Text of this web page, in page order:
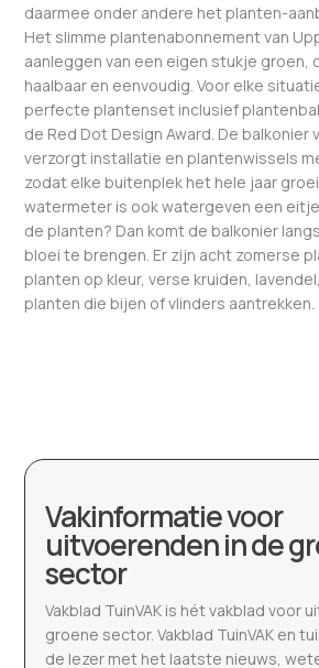
daarmee onder andere het planten-
Het slimme plantenabonnement van
aanleggen van een eigen stukje groen,
haalbaar en eenvoudig. Voor elke
perfecte plantenset inclusief
de Red Dot Design Award. De balkonier
verzorgt installatie en plantenwissels
zodat elke buitenplek het hele jaar
watermeter is ook watergeven een
de planten? Dan komt de balkonier
bloei te brengen. Er zijn acht zomerse
planten op kleur, verse kruiden,
planten die bijen of vlinders aantrekken.
Vakinformatie voor
uitvoerenden in de
sector
Vakblad TuinVAK is hét vakblad voor
groene sector. Vakblad TuinVAK en
de lezer met het laatste nieuws,